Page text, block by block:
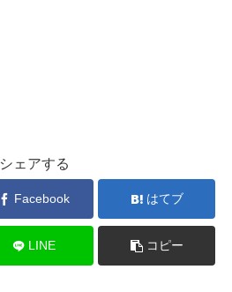
シェアする
Facebook はてブ
LINE コピー